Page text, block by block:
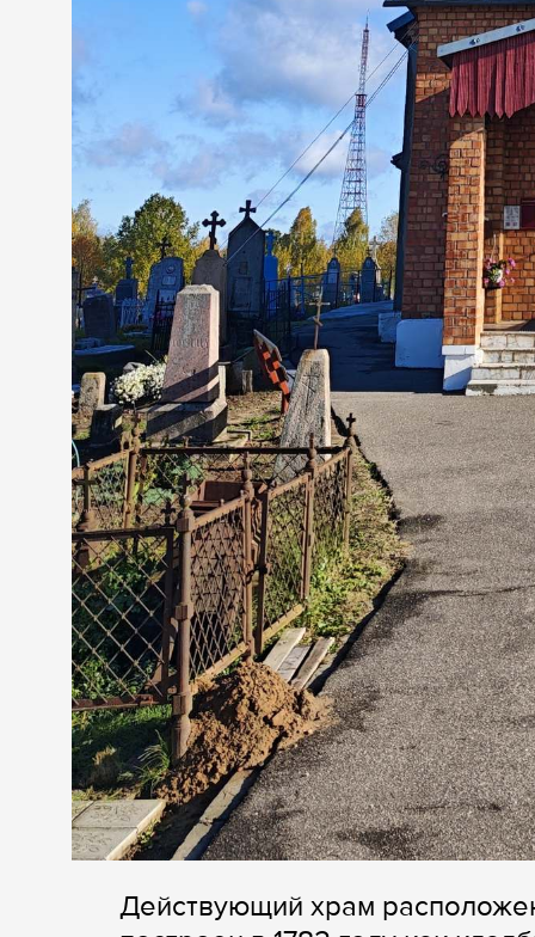
Действующий храм